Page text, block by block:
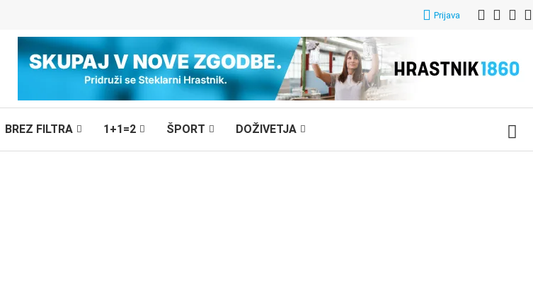
Prijava
BREZ FILTRA 1+1=2 ŠPORT DOŽIVETJA